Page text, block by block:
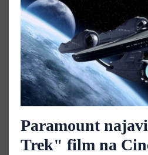
Paramount
Trek" film na